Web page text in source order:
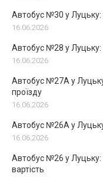
Автобус №30 у Луцьку:
16.06.2026
Автобус №28 у Луцьку:
16.06.2026
Автобус №27А у
проїзду
16.06.2026
Автобус №26А у
16.06.2026
Автобус №26 у
вартість